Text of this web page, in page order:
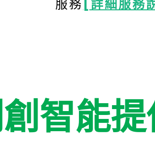
服務 [詳細服務
智能